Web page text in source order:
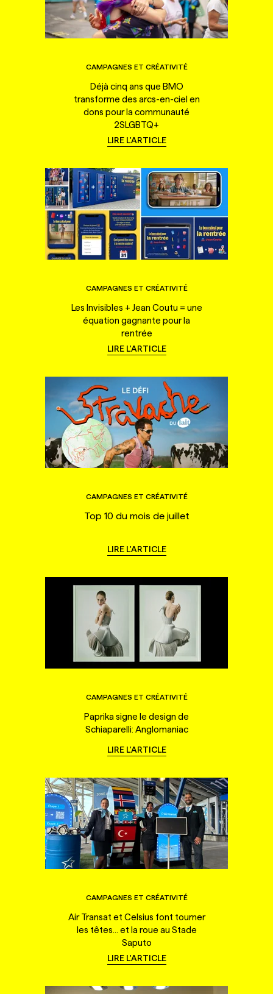
CAMPAGNES ET CRÉATIVITÉ
Déjà cinq ans que BMO
transforme des arcs-en-ciel en
dons pour la communauté
2SLGBTQ+
LIRE L'ARTICLE
CAMPAGNES ET CRÉATIVITÉ
Les Invisibles + Jean Coutu = une
équation gagnante pour la
rentrée
LIRE L'ARTICLE
CAMPAGNES ET CRÉATIVITÉ
Top 10 du mois de juillet
LIRE L'ARTICLE
CAMPAGNES ET CRÉATIVITÉ
Paprika signe le design de
Schiaparelli: Anglomaniac
LIRE L'ARTICLE
CAMPAGNES ET CRÉATIVITÉ
Air Transat et Celsius font tourner
les têtes... et la roue au Stade
Saputo
LIRE L'ARTICLE